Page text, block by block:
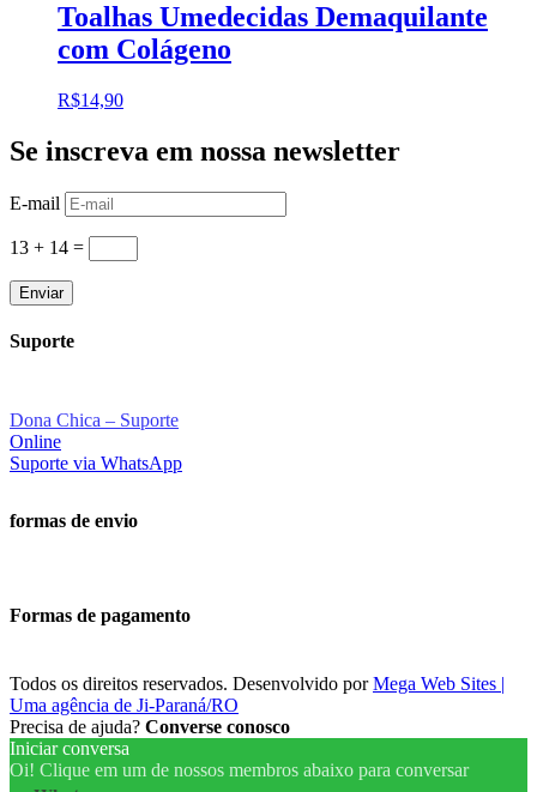
Toalhas Umedecidas Demaquilante
com Colágeno
R$14,90
Se inscreva em nossa newsletter
E-mail
13 + 14 =
Enviar
Suporte
Dona Chica – Suporte
Online
Suporte via WhatsApp
formas de envio
Formas de pagamento
Todos os direitos reservados. Desenvolvido porMega Web Sites |
Uma agência de Ji-Paraná/RO
Precisa de ajuda? Converse conosco
Iniciar conversa
Oi! Clique em um de nossos membros abaixo para conversar